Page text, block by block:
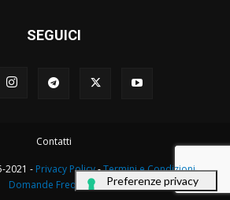
SEGUICI
Contatti
2021 - Privacy Policy-Termini e Condizioni-
Domande Frequenti